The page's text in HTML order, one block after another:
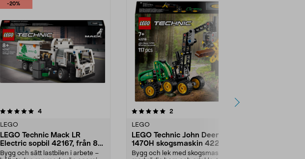
-20%
4recensioner
LEGO
LEGO Technic Mack LR
Electric sopbil 42167, från 8
år
Bygg och sätt lastbilen i arbete –
5.0 av 5 stjärnor 2
LEGO
LEGO Technic John Deere
1470H skogsmaskin 42218,
från 7 år
Bygg och lek med skogsmaskin
4.5 av 5 stjärnor